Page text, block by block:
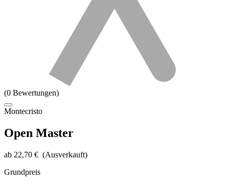
(0 Bewertungen)
Montecristo
Open Master
ab 22,70 € (Ausverkauft)
Grundpreis